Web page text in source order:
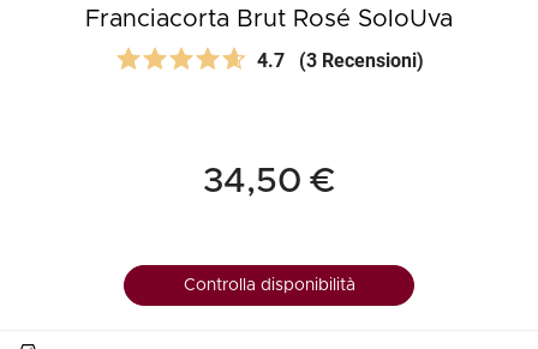
Franciacorta Brut Rosé SoloUva
4.7 (3 Recensioni)
34,50 €
Controlla disponibilità